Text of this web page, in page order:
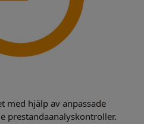
med hjälp av anpassade
prestandaanalyskontroller.